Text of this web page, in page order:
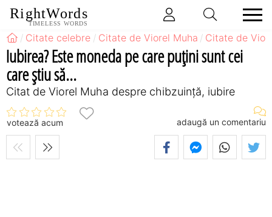
RightWords
TIMELESS WORDS
Citate celebre Citate de Viorel Muha Citate de
Iubirea? Este moneda pe care puţini sunt cei
care ştiu să...
Citat de Viorel Muha despre chibzuință, iubire
votează acum adaugă un comentariu